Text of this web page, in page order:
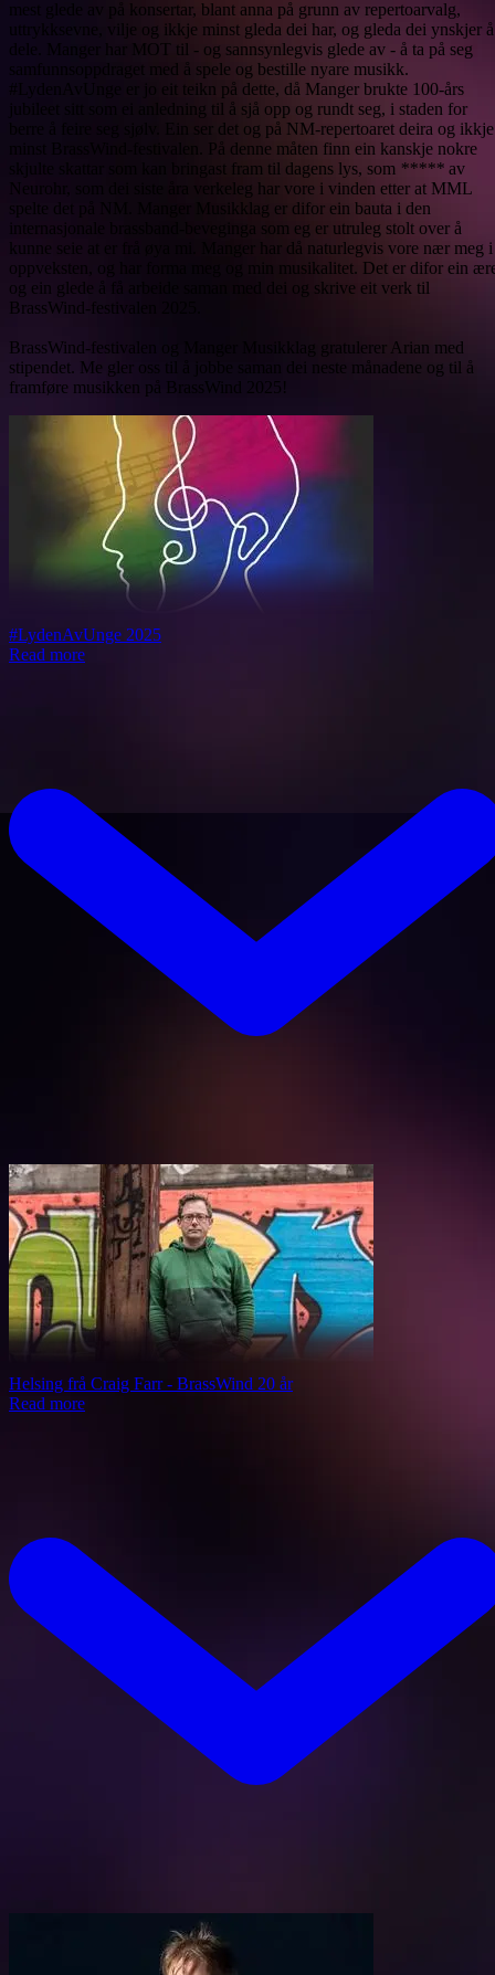
mest glede av på konsertar, blant anna på grunn av repertoarvalg,
uttrykksevne, vilje og ikkje minst gleda dei har, og gleda dei ynskjer å
dele. Manger har MOT til - og sannsynlegvis glede av - å ta på seg
samfunnsoppdraget med å spele og bestille nyare musikk.
#LydenAvUnge er jo eit teikn på dette, då Manger brukte 100-års
jubileet sitt som ei anledning til å sjå opp og rundt seg, i staden for
berre å feire seg sjølv. Ein ser det og på NM-repertoaret deira og ikkje
minst BrassWind-festivalen. På denne måten finn ein kanskje nokre
skjulte skattar som kan bringast fram til dagens lys, som ***** av
Neurohr, som dei siste åra verkeleg har vore i vinden etter at MML
spelte det på NM. Manger Musikklag er difor ein bauta i den
internasjonale brassband-beveginga som eg er utruleg stolt over å
kunne seie at er frå øya mi. Manger har då naturlegvis vore nær meg i
oppveksten, og har forma meg og min musikalitet. Det er difor ein
og ein glede å få arbeide saman med dei og skrive eit verk til
BrassWind-festivalen 2025.
BrassWind-festivalen og Manger Musikklag gratulerer Arian med
stipendet. Me gler oss til å jobbe saman dei neste månadene og til å
framføre musikken på BrassWind 2025!
#LydenAvUnge 2025
Read more
Helsing frå Craig Farr - BrassWind 20 år
Read more